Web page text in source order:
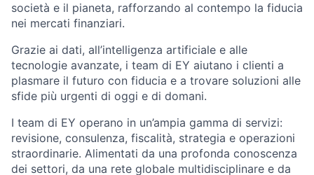
società e il pianeta, rafforzando al contempo la fiducia
nei mercati finanziari.
Grazie ai dati, all’intelligenza artificiale e alle
tecnologie avanzate, i team di EY aiutano i clienti a
plasmare il futuro con fiducia e a trovare soluzioni alle
sfide più urgenti di oggi e di domani.
I team di EY operano in un’ampia gamma di servizi:
revisione, consulenza, fiscalità, strategia e operazioni
straordinarie. Alimentati da una profonda conoscenza
dei settori, da una rete globale multidisciplinare e da